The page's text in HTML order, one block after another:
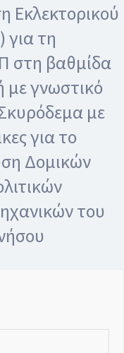
Εκλεκτορικού
για τη
στη βαθμίδα
γνωστικό
με
για το
Δομικών
του